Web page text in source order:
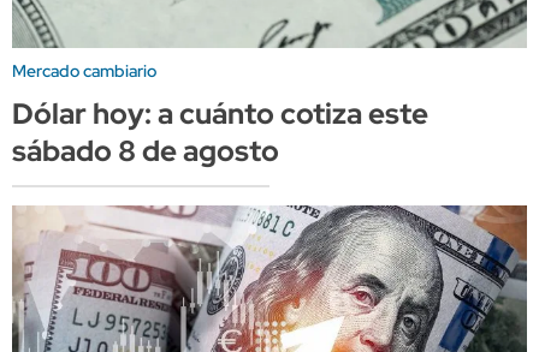
Mercado cambiario
Dólar hoy: a cuánto cotiza este
sábado 8 de agosto